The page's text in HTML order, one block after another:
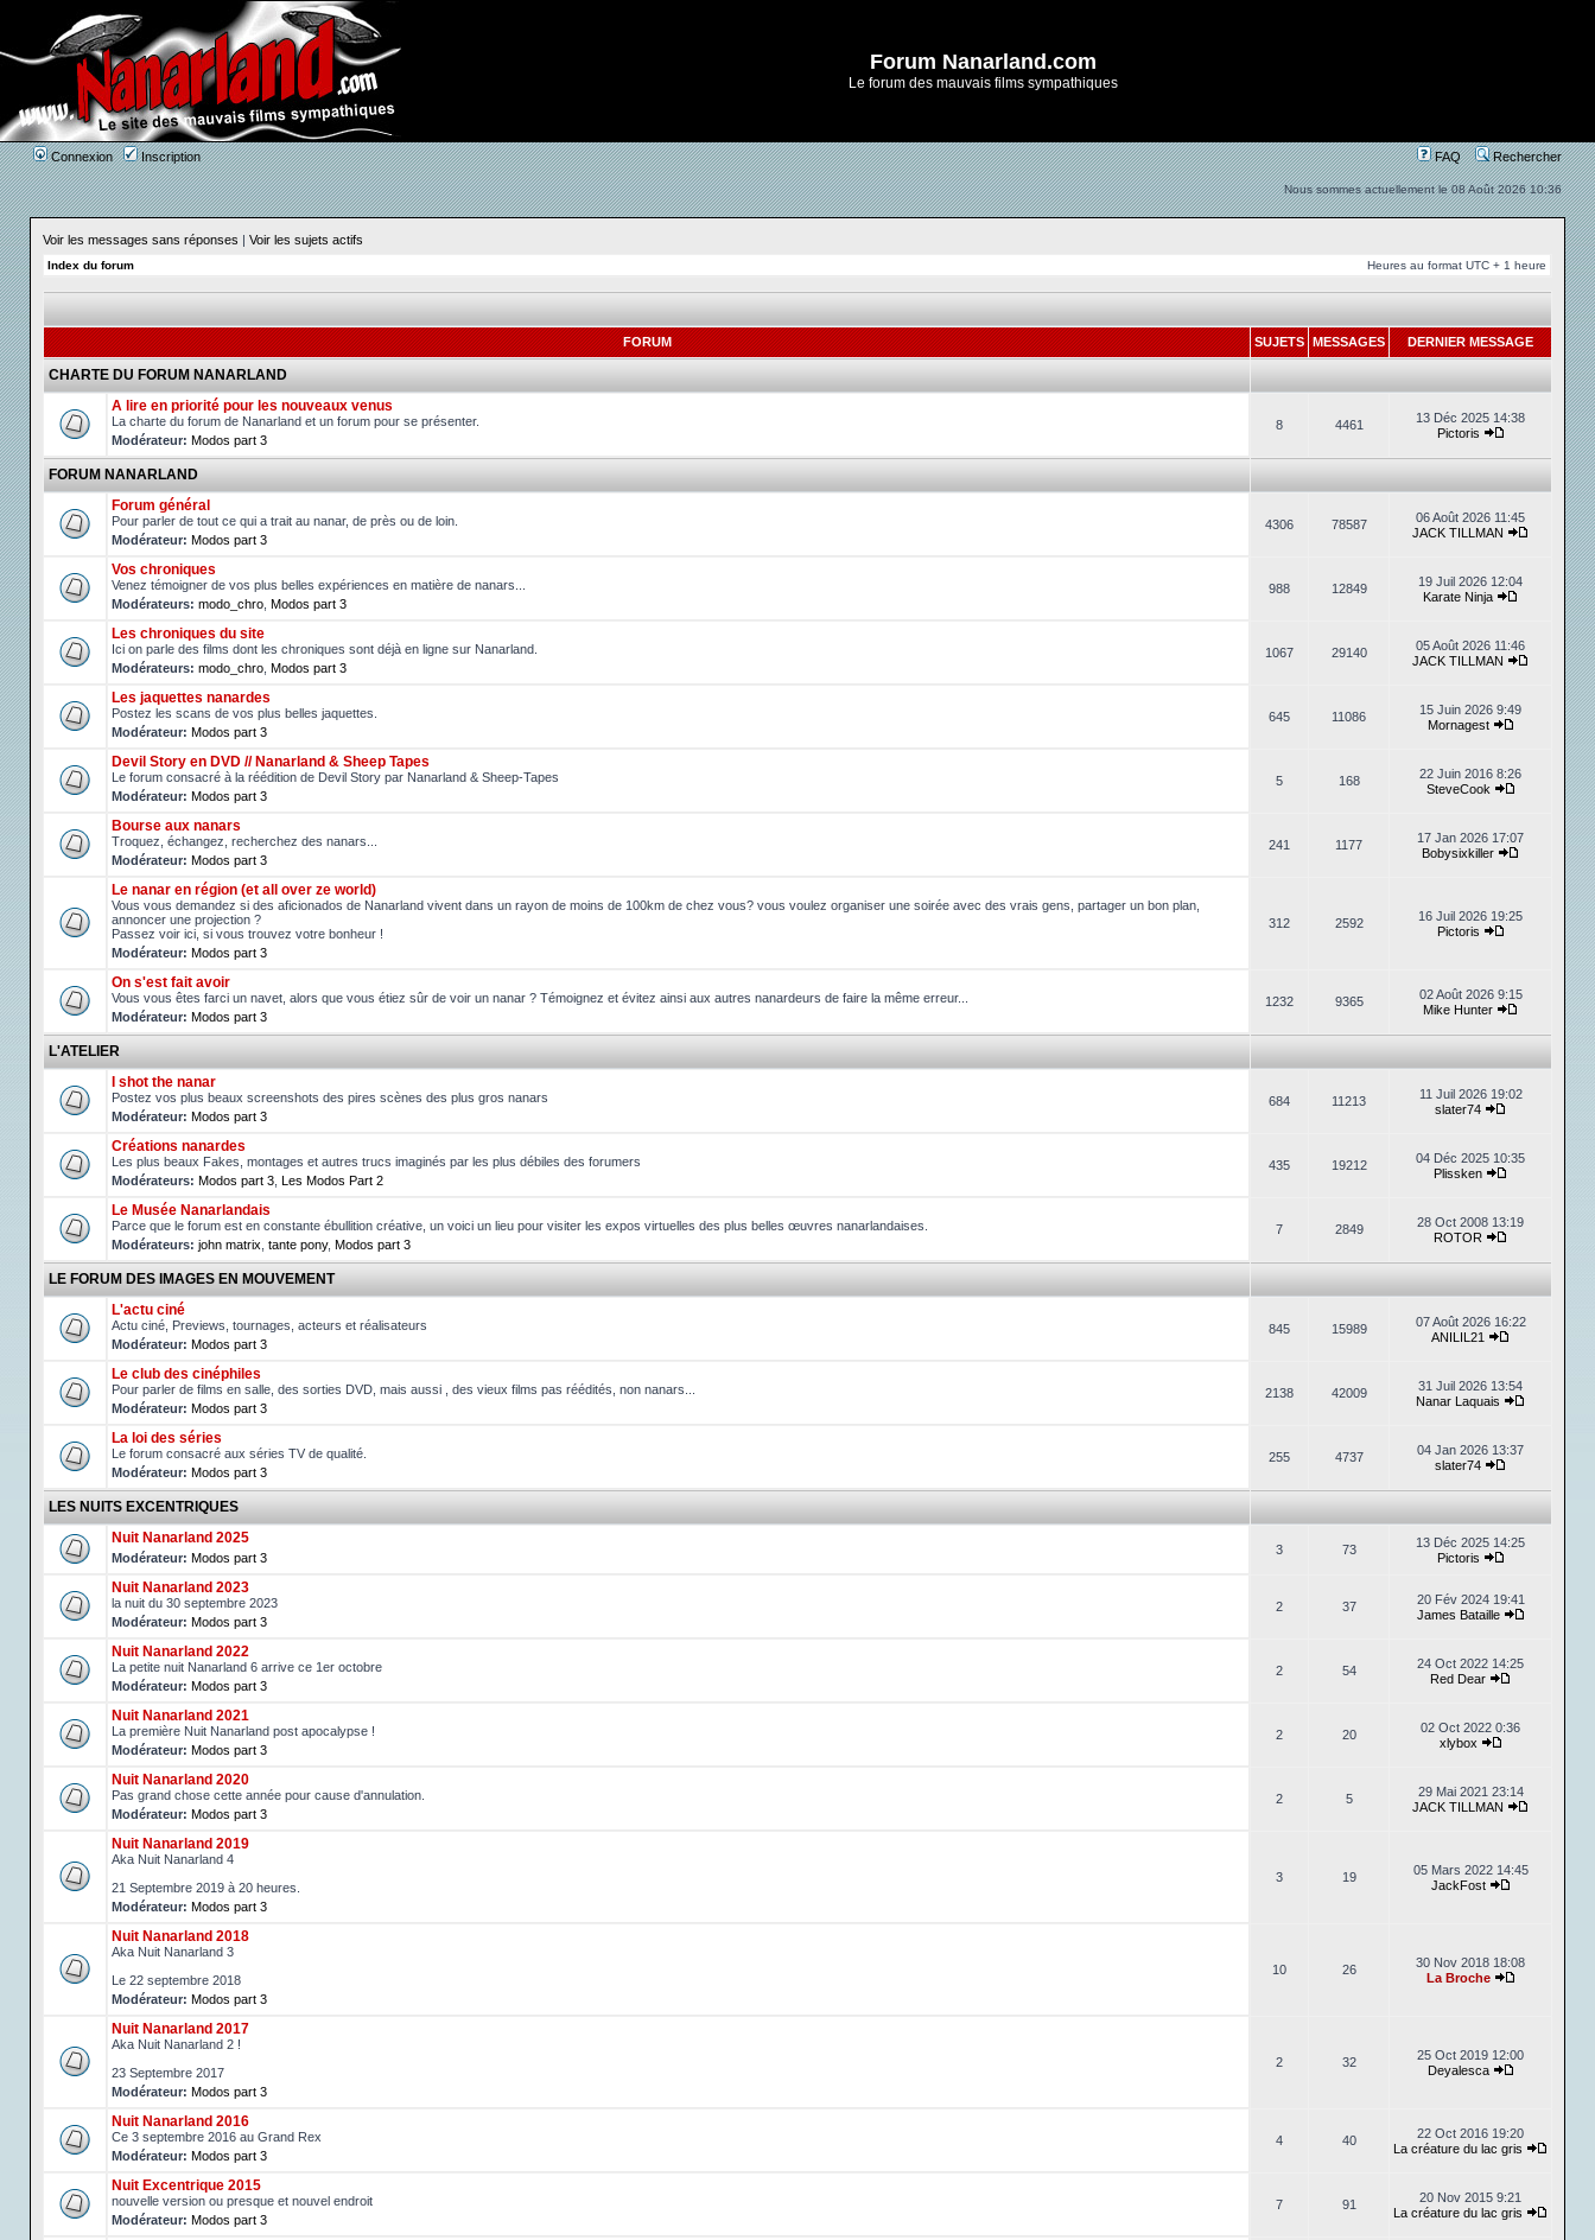
Forum Nanarland.com
Le forum des mauvais films sympathiques
Connexion Inscription FAQ Rechercher
Nous sommes actuellement le 08 Août 2026 10:36
Voir les messages sans réponses | Voir les sujets actifs
Index du forum Heures au format UTC + 1 heure
FORUM SUJETSMESSAGES DERNIER MESSAGE
CHARTE DU FORUM NANARLAND
A lire en priorité pour les nouveaux venus
La charte du forum de Nanarland et un forum pour se présenter.
Modérateur: Modos part 3
8 4461
13 Déc 2025 14:38
Pictoris
FORUM NANARLAND
Forum général
Pour parler de tout ce qui a trait au nanar, de près ou de loin.
Modérateur: Modos part 3
4306 78587
06 Août 2026 11:45
JACK TILLMAN
Vos chroniques
Venez témoigner de vos plus belles expériences en matière de nanars...
Modérateurs: modo_chro Modos part 3
988 12849
19 Juil 2026 12:04
Karate Ninja
Les chroniques du site
Ici on parle des films dont les chroniques sont déjà en ligne sur Nanarland.
Modérateurs: modo_chro Modos part 3
1067 29140
05 Août 2026 11:46
JACK TILLMAN
Les jaquettes nanardes
Postez les scans de vos plus belles jaquettes.
Modérateur: Modos part 3
645 11086
15 Juin 2026 9:49
Mornagest
Devil Story en DVD // Nanarland & Sheep Tapes
Le forum consacré à la réédition de Devil Story par Nanarland & Sheep-Tapes
Modérateur: Modos part 3
5 168
22 Juin 2016 8:26
SteveCook
Bourse aux nanars
Troquez, échangez, recherchez des nanars...
Modérateur: Modos part 3
241 1177
17 Jan 2026 17:07
Bobysixkiller
Le nanar en région (et all over ze world)
Vous vous demandez si des aficionados de Nanarland vivent dans un rayon de moins de 100km de chez vous? vous voulez organiser une soirée avec des vrais gens, partager un bon plan,
annoncer une projection ?
Passez voir ici, si vous trouvez votre bonheur !
Modérateur: Modos part 3
312 2592
16 Juil 2026 19:25
Pictoris
On s'est fait avoir
Vous vous êtes farci un navet, alors que vous étiez sûr de voir un nanar ? Témoignez et évitez ainsi aux autres nanardeurs de faire la même erreur...
Modérateur: Modos part 3
1232 9365
02 Août 2026 9:15
Mike Hunter
L'ATELIER
I shot the nanar
Postez vos plus beaux screenshots des pires scènes des plus gros nanars
Modérateur: Modos part 3
684 11213
11 Juil 2026 19:02
slater74
Créations nanardes
Les plus beaux Fakes, montages et autres trucs imaginés par les plus débiles des forumers
Modérateurs: Modos part 3 Les Modos Part 2
435 19212
04 Déc 2025 10:35
Plissken
Le Musée Nanarlandais
Parce que le forum est en constante ébullition créative, un voici un lieu pour visiter les expos virtuelles des plus belles œuvres nanarlandaises.
Modérateurs: john matrix tante pony, Modos part 3
7 2849
28 Oct 2008 13:19
ROTOR
LE FORUM DES IMAGES EN MOUVEMENT
L'actu ciné
Actu ciné, Previews, tournages, acteurs et réalisateurs
Modérateur: Modos part 3
845 15989
07 Août 2026 16:22
ANILIL21
Le club des cinéphiles
Pour parler de films en salle, des sorties DVD, mais aussi , des vieux films pas réédités, non nanars...
Modérateur: Modos part 3
2138 42009
31 Juil 2026 13:54
Nanar Laquais
La loi des séries
Le forum consacré aux séries TV de qualité.
Modérateur: Modos part 3
255 4737
04 Jan 2026 13:37
slater74
LES NUITS EXCENTRIQUES
Nuit Nanarland 2025
Modérateur: Modos part 3
3 73
13 Déc 2025 14:25
Pictoris
Nuit Nanarland 2023
la nuit du 30 septembre 2023
Modérateur: Modos part 3
2 37
20 Fév 2024 19:41
James Bataille
Nuit Nanarland 2022
La petite nuit Nanarland 6 arrive ce 1er octobre
Modérateur: Modos part 3
2 54
24 Oct 2022 14:25
Red Dear
Nuit Nanarland 2021
La première Nuit Nanarland post apocalypse !
Modérateur: Modos part 3
2 20
02 Oct 2022 0:36
xlybox
Nuit Nanarland 2020
Pas grand chose cette année pour cause d'annulation.
Modérateur: Modos part 3
2 5
29 Mai 2021 23:14
JACK TILLMAN
Nuit Nanarland 2019
Aka Nuit Nanarland 4
21 Septembre 2019 à 20 heures.
Modérateur: Modos part 3
3 19
05 Mars 2022 14:45
JackFost
Nuit Nanarland 2018
Aka Nuit Nanarland 3
Le 22 septembre 2018
Modérateur: Modos part 3
10 26
30 Nov 2018 18:08
La Broche
Nuit Nanarland 2017
Aka Nuit Nanarland 2 !
23 Septembre 2017
Modérateur: Modos part 3
2 32
25 Oct 2019 12:00
Deyalesca
Nuit Nanarland 2016
Ce 3 septembre 2016 au Grand Rex
Modérateur: Modos part 3
4 40
22 Oct 2016 19:20
La créature du lac gris
Nuit Excentrique 2015
nouvelle version ou presque et nouvel endroit
Modérateur: Modos part 3
7 91
20 Nov 2015 9:21
La créature du lac gris